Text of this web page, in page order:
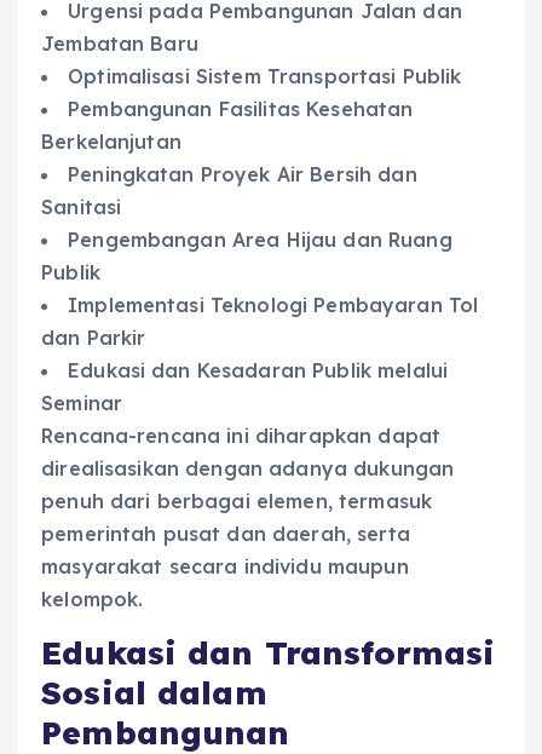
Urgensi pada Pembangunan Jalan dan
Jembatan Baru
Optimalisasi Sistem Transportasi Publik
Pembangunan Fasilitas Kesehatan
Berkelanjutan
Peningkatan Proyek Air Bersih dan
Sanitasi
Pengembangan Area Hijau dan Ruang
Publik
Implementasi Teknologi Pembayaran Tol
dan Parkir
Edukasi dan Kesadaran Publik melalui
Seminar
Rencana-rencana ini diharapkan dapat
direalisasikan dengan adanya dukungan
penuh dari berbagai elemen, termasuk
pemerintah pusat dan daerah, serta
masyarakat secara individu maupun
kelompok.
Edukasi dan Transformasi
Sosial dalam
Pembangunan